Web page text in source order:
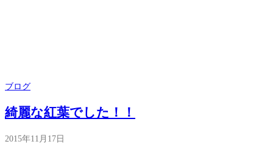
ブログ
綺麗な紅葉でした！！
2015年11月17日